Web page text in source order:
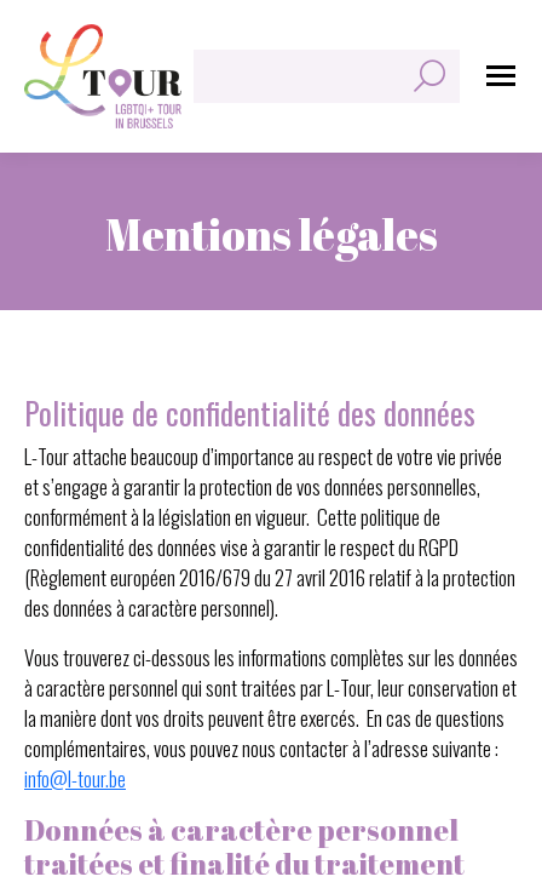
Mentions légales
Politique de confidentialité des données
L-Tour attache beaucoup d’importance au respect de votre vie privée
et s’engage à garantir la protection de vos données personnelles,
conformément à la législation en vigueur. Cette politique de
confidentialité des données vise à garantir le respect du RGPD
(Règlement européen 2016/679 du 27 avril 2016 relatif à la protection
des données à caractère personnel).
Vous trouverez ci-dessous les informations complètes sur les données
à caractère personnel qui sont traitées par L-Tour, leur conservation et
la manière dont vos droits peuvent être exercés. En cas de questions
complémentaires, vous pouvez nous contacter à l’adresse suivante :
info@l-tour.be
Données à caractère personnel
traitées et finalité du traitement